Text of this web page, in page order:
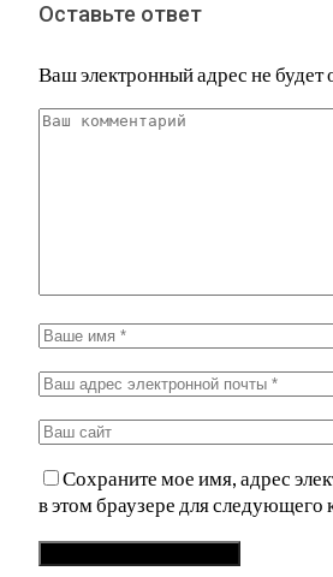
Оставьте ответ
Ваш электронный адрес не будет
Сохраните мое имя, адрес
в этом браузере для следующего